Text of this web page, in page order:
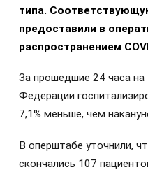
типа.
предоставили в
распространением
За прошедшие 24 часа на
Федерации
7,1% меньше, чем
В оперштабе уточнили,
скончались 107